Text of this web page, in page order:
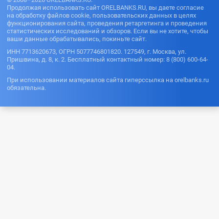
Продолжая использовать сайт ORELBANKS.RU, вы даете согласие
на обработку файлов cookie, пользовательских данных в целях
функционирования сайта, проведения ретаргетинга и проведения
статистических исследований и обзоров. Если вы не хотите, чтобы
ваши данные обрабатывались, покиньте сайт.
ИНН 7713620673, ОГРН 5077746801820. 127549, г. Москва, ул.
Пришвина, д. 8, к. 2. Бесплатный контактный номер: 8 (800) 600-64-
04.
При использовании материалов сайта гиперссылка на orelbanks.ru
обязательна.